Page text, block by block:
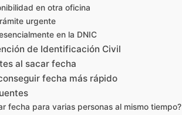
en otra oficina
urgente
en la DNIC
de Identificación Civil
al sacar fecha
fecha más rápido
fecha para varias personas al mismo tiempo?